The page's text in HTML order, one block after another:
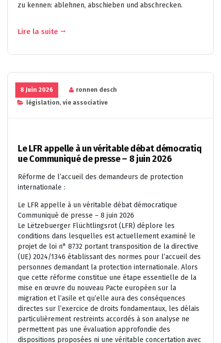
zu kennen: ablehnen, abschieben und abschrecken.
Lire la suite
8 Juin 2026
ronnen desch
législation, vie associative
Le LFR appelle à un véritable débat démocratiq
ue Communiqué de presse – 8 juin 2026
Réforme de l’accueil des demandeurs de protection
internationale :
Le LFR appelle à un véritable débat démocratique
Communiqué de presse – 8 juin 2026
Le Lëtzebuerger Flüchtlingsrot (LFR) déplore les
conditions dans lesquelles est actuellement examiné le
projet de loi n° 8732 portant transposition de la directive
(UE) 2024/1346 établissant des normes pour l’accueil des
personnes demandant la protection internationale. Alors
que cette réforme constitue une étape essentielle de la
mise en œuvre du nouveau Pacte européen sur la
migration et l’asile et qu’elle aura des conséquences
directes sur l’exercice de droits fondamentaux, les délais
particulièrement restreints accordés à son analyse ne
permettent pas une évaluation approfondie des
dispositions proposées ni une véritable concertation avec